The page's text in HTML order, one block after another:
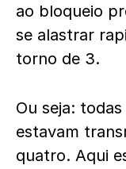
ao bloqueio
se alastrar
torno de 3.
Ou seja:
estavam
quatro. Aqui